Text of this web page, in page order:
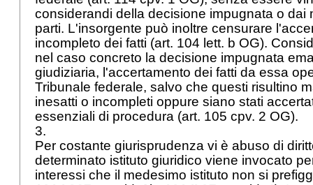
considerandi della decisione impugnata o dai
parti. L'insorgente può inoltre censurare
incompleto dei fatti (art. 104 lett. b OG).
nel caso concreto la decisione impugnata
giudiziaria, l'accertamento dei fatti da essa
Tribunale federale, salvo che questi risultino
inesatti o incompleti oppure siano stati
essenziali di procedura (art. 105 cpv. 2 OG).
3.
Per costante giurisprudenza vi è abuso di
determinato istituto giuridico viene invocato
interessi che il medesimo istituto non si